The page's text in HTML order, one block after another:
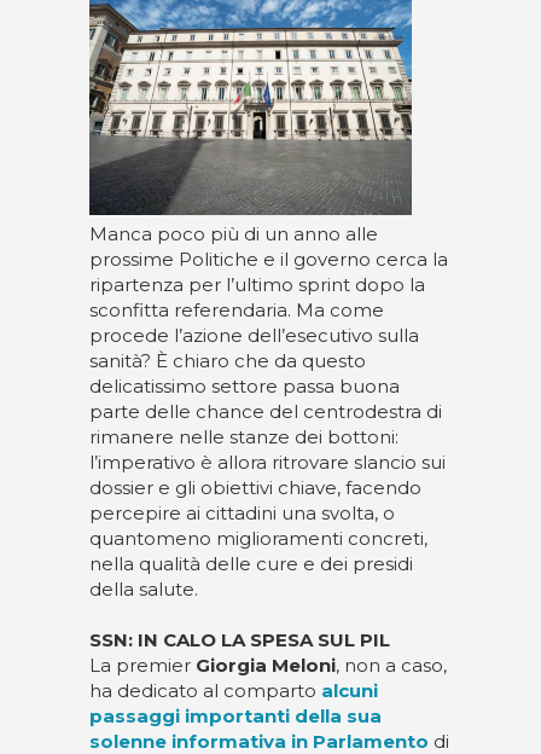
Manca poco più di un anno alle
prossime Politiche e il governo cerca la
ripartenza per l’ultimo sprint dopo la
sconfitta referendaria. Ma come
procede l’azione dell’esecutivo sulla
sanità? È chiaro che da questo
delicatissimo settore passa buona
parte delle chance del centrodestra di
rimanere nelle stanze dei bottoni:
l’imperativo è allora ritrovare slancio sui
dossier e gli obiettivi chiave, facendo
percepire ai cittadini una svolta, o
quantomeno miglioramenti concreti,
nella qualità delle cure e dei presidi
della salute.
SSN: IN CALO LA SPESA SUL PIL
La premier Giorgia Meloni, non a caso,
ha dedicato al comparto alcuni
passaggi importanti della sua
solenne informativa in Parlamento di